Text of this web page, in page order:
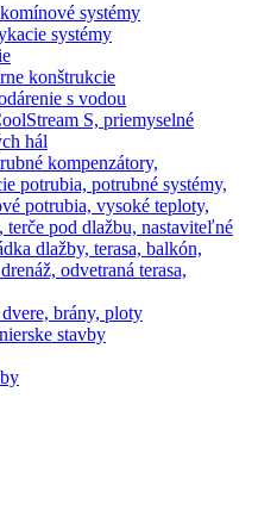
systémy
systémy
konštrukcie
s vodou
S, priemyselné
hál
kompenzátory,
potrubia, potrubné systémy,
potrubia, vysoké teploty,
pod dlažbu, nastaviteľné
dlažby, terasa, balkón,
odvetraná terasa,
brány, ploty
stavby